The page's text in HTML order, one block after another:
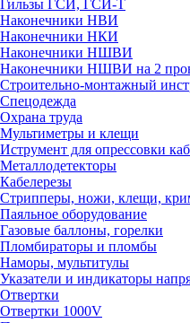
Гильзы ГСИ, ГСИ-Т
Наконечники НВИ
Наконечники НКИ
Наконечники НШВИ
Наконечники НШВИ на 2
Строительно-монтажный
Спецодежда
Охрана труда
Мультиметры и клещи
Иструмент для опрессовки
Металлодетекторы
Кабелерезы
Стрипперы, ножи, клещи,
Паяльное оборудование
Газовые баллоны, горелки
Пломбираторы и пломбы
Наморы, мультитулы
Указатели и индикаторы
Отвертки
Отвертки 1000V